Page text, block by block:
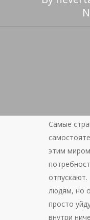
Самые
этим
людям, но
просто
внутри